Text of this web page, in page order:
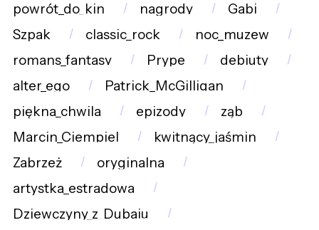
powrót_do_kin
nagrody
Gabi
Szpak
classic_rock
noc_muzew
romans_fantasy
Prype
debiuty
alter_ego
Patrick_McGilligan
piękna_chwila
epizody
ząb
Marcin_Ciempiel
kwitnący_jaśmin
Zabrzeż
oryginalna
artystka_estradowa
Dziewczyny_z_Dubaju